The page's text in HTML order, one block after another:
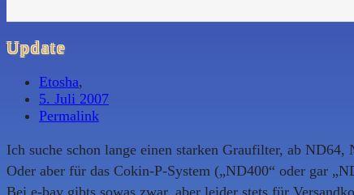
Update
Etosha,
5. Juli 2007
Permalink
Ich suche schon lange einen starken Graufilter, ab
Oder aber für das Cokin-P-System („ND400“ oder gar
Bei e-bay gibts sowas zwar, aber leider stets für